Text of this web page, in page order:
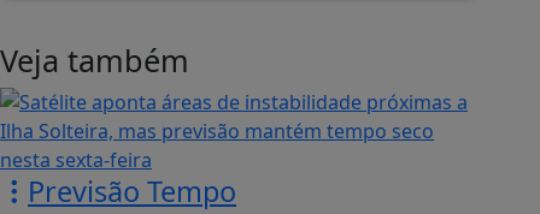
Veja também
Previsão Tempo